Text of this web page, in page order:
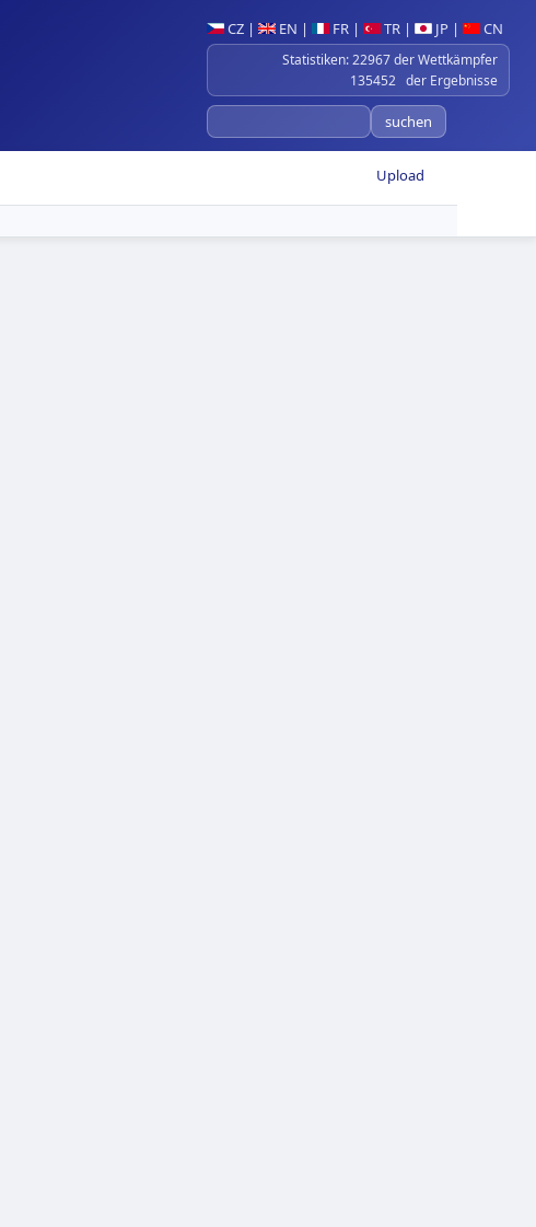
CZ | EN | FR | TR | JP | CN
Statistiken: 22967 der Wettkämpfer
135452 der Ergebnisse
Upload